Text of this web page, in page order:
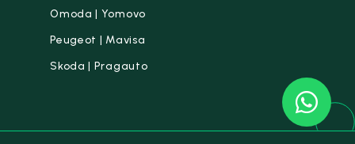
Omoda | Yomovo
Peugeot | Mavisa
Skoda | Pragauto